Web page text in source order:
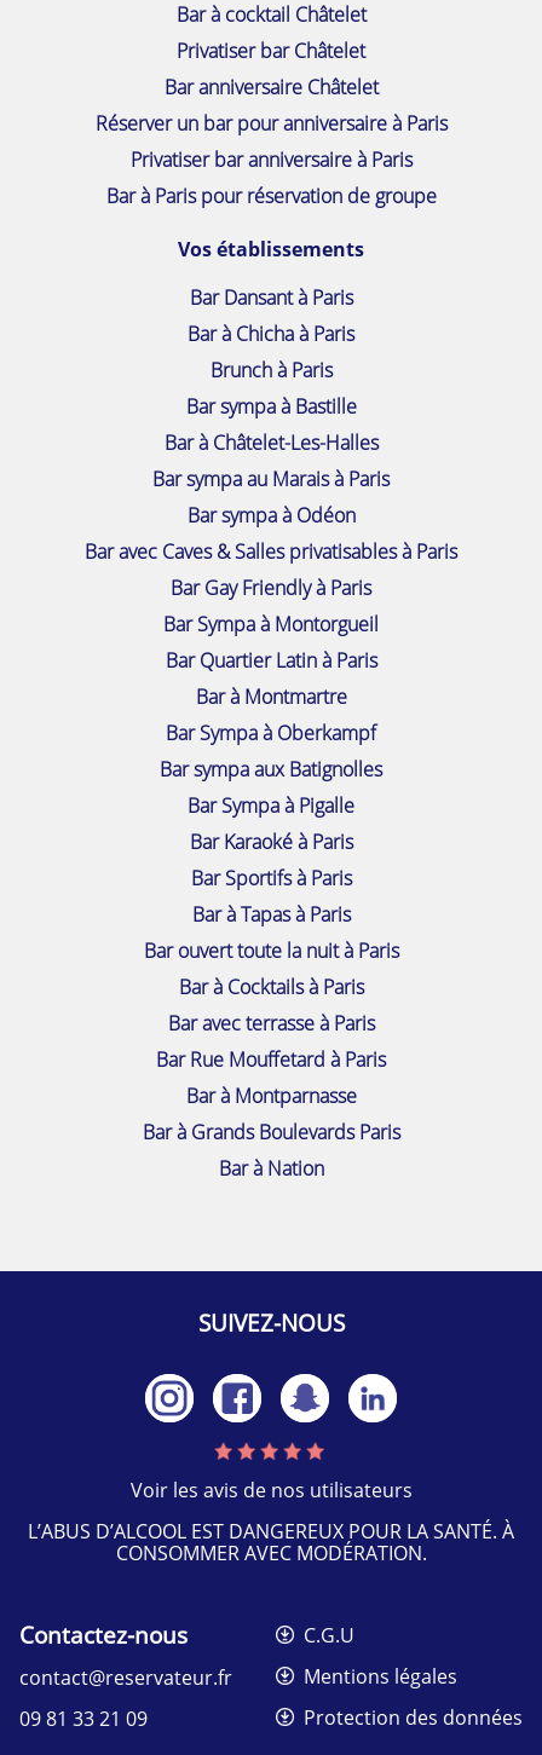
Bar à cocktail Châtelet
Privatiser bar Châtelet
Bar anniversaire Châtelet
Réserver un bar pour anniversaire à Paris
Privatiser bar anniversaire à Paris
Bar à Paris pour réservation de groupe
Vos établissements
Bar Dansant à Paris
Bar à Chicha à Paris
Brunch à Paris
Bar sympa à Bastille
Bar à Châtelet-Les-Halles
Bar sympa au Marais à Paris
Bar sympa à Odéon
Bar avec Caves & Salles privatisables à Paris
Bar Gay Friendly à Paris
Bar Sympa à Montorgueil
Bar Quartier Latin à Paris
Bar à Montmartre
Bar Sympa à Oberkampf
Bar sympa aux Batignolles
Bar Sympa à Pigalle
Bar Karaoké à Paris
Bar Sportifs à Paris
Bar à Tapas à Paris
Bar ouvert toute la nuit à Paris
Bar à Cocktails à Paris
Bar avec terrasse à Paris
Bar Rue Mouffetard à Paris
Bar à Montparnasse
Bar à Grands Boulevards Paris
Bar à Nation
SUIVEZ-NOUS
Voir les avis de nos utilisateurs
L’ABUS D’ALCOOL EST DANGEREUX POUR LA SANTÉ. À
CONSOMMER AVEC MODÉRATION.
Contactez-nous
contact@reservateur.fr
09 81 33 21 09
C.G.U
Mentions légales
Protection des données